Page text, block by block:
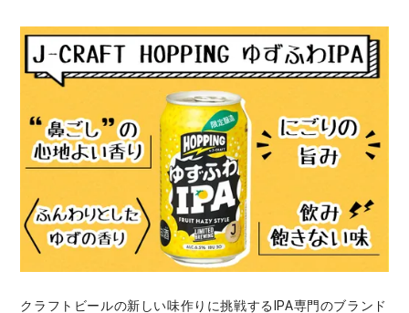
クラフトビールの新しい味作りに挑戦するIPA専門のブランド